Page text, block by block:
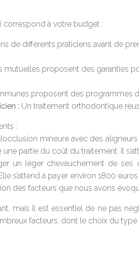
correspond à votre budget :
de différents praticiens avant de
mutuelles proposent des garanties
proposent des programmes
: Un traitement orthodontique
:
mineure avec des
partie du coût du traitement. Il
un léger chevauchement de
s’attend à payer environ 1800
des facteurs que nous avons
mais il est essentiel de ne pas
facteurs, dont le choix du type